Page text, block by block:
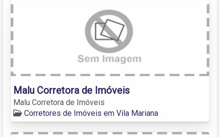
Malu Corretora de Imóveis
Malu Corretora de Imóveis
Corretores de Imóveis em Vila Mariana